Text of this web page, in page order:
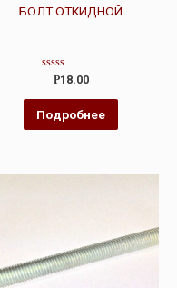
БОЛТ ОТКИДНОЙ
Оценка
из
Р18.00
Подробнее